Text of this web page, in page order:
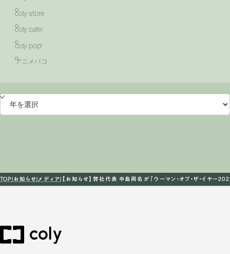
TOP お知らせメディア 【お知らせ】弊社代表 中島両名が「ウーマン・オブ・ザ・イヤー
coly store
coly cafe!
coly pop!
アニメバコ